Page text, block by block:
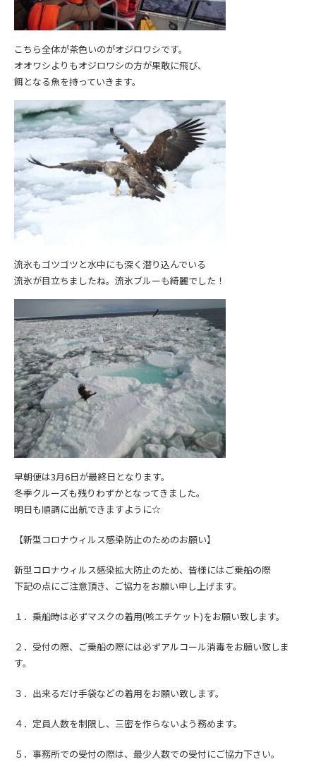
こちら全体が茶色いのがオジロワシです。
オオワシよりもオジロワシの方が果敢に飛び、
餌となる魚を持っていきます。
流氷もゴツゴツと水中にも深く潜り込んでいる
流氷が目立ちましたね。流氷ブルーも綺麗でした！
早朝便は3月6日が最終日となります。
冬季クルーズも残りわずかとなってきました。
明日も順調に出航できますように☆
【新型コロナウィルス感染防止のためのお願い】
新型コロナウィルス感染拡大防止のため、皆様にはご乗船の際
下記の点にご注意頂き、 ご協力をお願い申し上げます。
１．乗船時は必ずマスクの着用(咳エチケット)をお願い致します。
２．受付の際、ご乗船の際には必ずアルコール消毒をお願い致しま
す。
３．出来るだけ手袋などの着用をお願い致します。
４．定員人数を制限し、三密を作らないよう務めます。
５．事務所での受付の際は、最少人数での受付にご協力下さい。